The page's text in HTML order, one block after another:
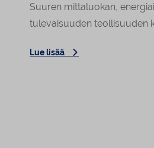
Suuren mittaluokan,
tulevaisuuden teollisuuden
Lue lisää